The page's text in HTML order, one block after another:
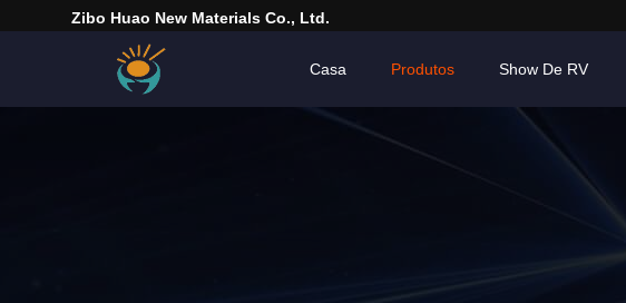
Zibo Huao New Materials Co., Ltd.
Casa Produtos Show De RV